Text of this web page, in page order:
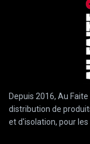
Depuis 2016, Au
distribution de
et d'isolation, pour